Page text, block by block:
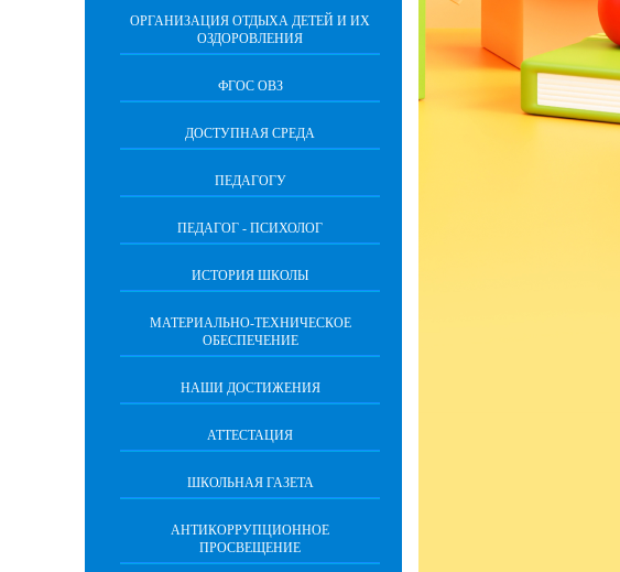
ОРГАНИЗАЦИЯ ОТДЫХА ДЕТЕЙ И ИХ
ОЗДОРОВЛЕНИЯ
ФГОС ОВЗ
ДОСТУПНАЯ СРЕДА
ПЕДАГОГУ
ПЕДАГОГ - ПСИХОЛОГ
ИСТОРИЯ ШКОЛЫ
МАТЕРИАЛЬНО-ТЕХНИЧЕСКОЕ
ОБЕСПЕЧЕНИЕ
НАШИ ДОСТИЖЕНИЯ
АТТЕСТАЦИЯ
ШКОЛЬНАЯ ГАЗЕТА
АНТИКОРРУПЦИОННОЕ
ПРОСВЕЩЕНИЕ